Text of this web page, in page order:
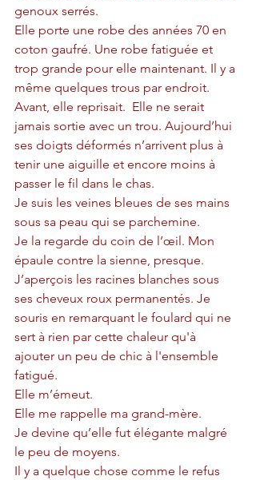
genoux serrés.
Elle porte une robe des années 70 en
coton gaufré. Une robe fatiguée et
trop grande pour elle maintenant. Il y a
même quelques trous par endroit.
Avant, elle reprisait.  Elle ne serait
jamais sortie avec un trou. Aujourd’hui
ses doigts déformés n’arrivent plus à
tenir une aiguille et encore moins à
passer le fil dans le chas.
Je suis les veines bleues de ses mains
sous sa peau qui se parchemine.
Je la regarde du coin de l’œil. Mon
épaule contre la sienne, presque.
J’aperçois les racines blanches sous
ses cheveux roux permanentés. Je
souris en remarquant le foulard qui ne
sert à rien par cette chaleur qu'à
ajouter un peu de chic à l'ensemble
fatigué.
Elle m’émeut.
Elle me rappelle ma grand-mère.
Je devine qu’elle fut élégante malgré
le peu de moyens.
Il y a quelque chose comme le refus